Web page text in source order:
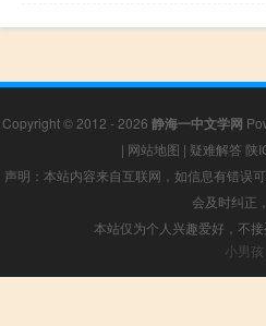
Copyright © 2012 - 2026 静海一中文学网
| 网站地图 | 疑难解答 陕
声明：本站内容来自互联网，如信息有错误
会及时纠正
本站仅为个人兴趣爱好，不
小男孩